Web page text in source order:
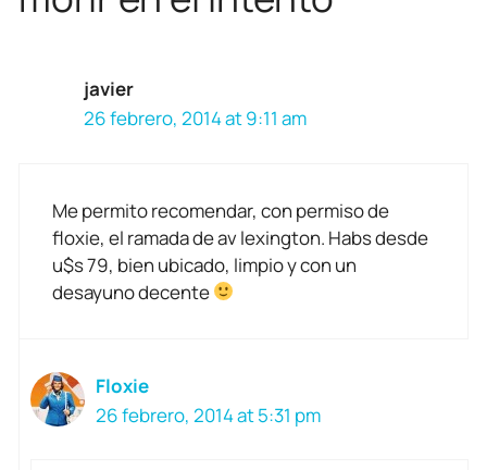
javier
26 febrero, 2014 at 9:11 am
Me permito recomendar, con permiso de
floxie, el ramada de av lexington. Habs desde
u$s 79, bien ubicado, limpio y con un
desayuno decente
Floxie
26 febrero, 2014 at 5:31 pm